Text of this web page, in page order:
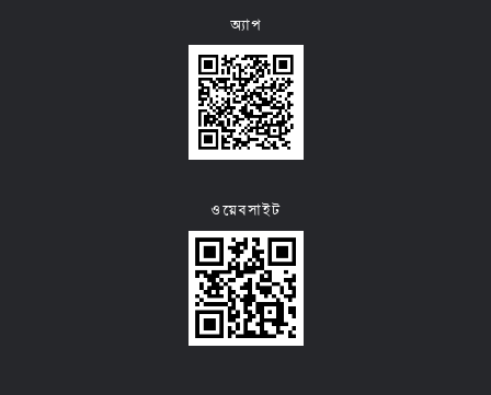
অ্যাপ
ওয়েবসাইট